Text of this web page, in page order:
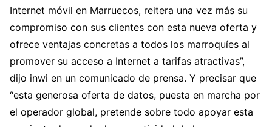
Internet móvil en Marruecos, reitera una vez más su
compromiso con sus clientes con esta nueva oferta y
ofrece ventajas concretas a todos los marroquíes al
promover su acceso a Internet a tarifas atractivas”,
dijo inwi en un comunicado de prensa. Y precisar que
“esta generosa oferta de datos, puesta en marcha por
el operador global, pretende sobre todo apoyar esta